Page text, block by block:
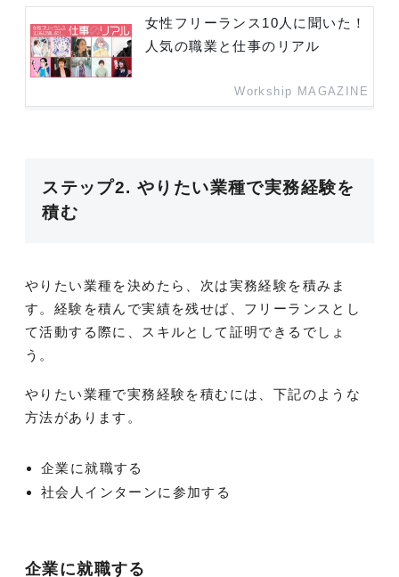
女性フリーランス10人に聞いた！
人気の職業と仕事のリアル
Workship MAGAZINE
ステップ2. やりたい業種で実務経験を
積む
やりたい業種を決めたら、次は実務経験を積みま
す。経験を積んで実績を残せば、フリーランスとし
て活動する際に、スキルとして証明できるでしょ
う。
やりたい業種で実務経験を積むには、下記のような
方法があります。
企業に就職する
社会人インターンに参加する
企業に就職する